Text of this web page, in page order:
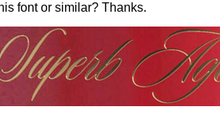
font or similar? Thanks.